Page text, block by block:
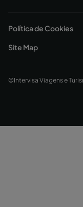
Política de Cookies
Site Map
©Intervisa Viagens e